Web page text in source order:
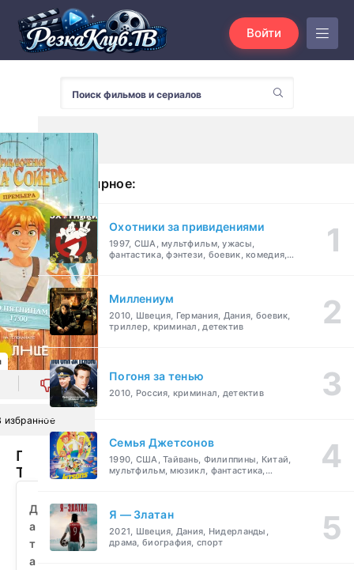
Войти
0
избранное
Приключения
Тома
(2020)
смотреть
бесплатно
Д
а
т
а
Популярное:
Охотники за привидениями
1997, США, мультфильм, ужасы,
фантастика, фэнтези, боевик, комедия,
Миллениум
2010, Швеция, Германия, Дания, боевик,
триллер, криминал, детектив
Погоня за тенью
2010, Россия, криминал, детектив
Семья Джетсонов
1990, США, Тайвань, Филиппины, Китай,
мультфильм, мюзикл, фантастика,
Я — Златан
2021, Швеция, Дания, Нидерланды,
драма, биография, спорт